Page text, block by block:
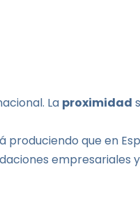
La proximidad
que en
empresariales